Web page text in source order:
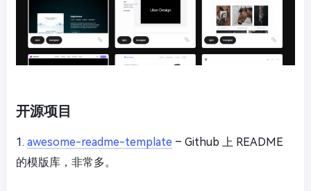
开源项目
1. awesome-readme-template – Github 上 README
的模版库，非常多。